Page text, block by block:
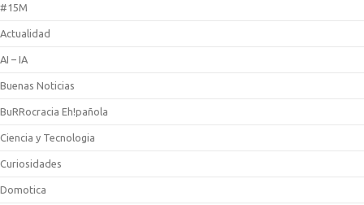
#15M
Actualidad
AI – IA
Buenas Noticias
BuRRocracia Eh!pañola
Ciencia y Tecnologia
Curiosidades
Domotica